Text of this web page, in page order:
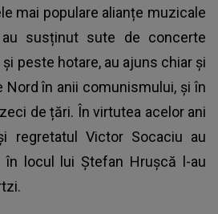
mai populare alianțe muzicale
susținut sute de concerte
peste hotare, au ajuns chiar și
Nord în anii comunismului, și în
de țări. În virtutea acelor ani
regretatul Victor Socaciu au
locul lui Ștefan Hrușcă l-au